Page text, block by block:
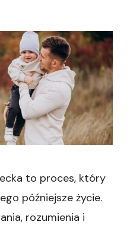
to proces, który
późniejsze życie.
rozumienia i